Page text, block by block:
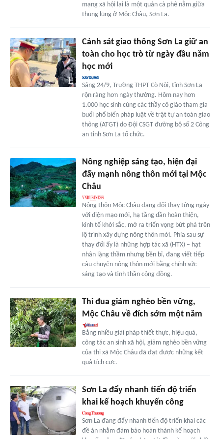
mạng xã hội lại là một quán cà phê nằm giữa
thung lũng ở Mộc Châu, Sơn La.
Cảnh sát giao thông Sơn La giữ an
toàn cho học trò từ ngày đầu năm
học mới
Sáng 24/9, Trường THPT Cò Nòi, tỉnh Sơn La
rộn ràng hơn ngày thường. Hôm nay hơn
1.000 học sinh cùng các thầy cô giáo tham gia
buổi phổ biến pháp luật về trật tự an toàn giao
thông (ATGT) do Đội CSGT đường bộ số 2 Công
an tỉnh Sơn La tổ chức.
Nông nghiệp sáng tạo, hiện đại
đẩy mạnh nông thôn mới tại Mộc
Châu
Nông thôn Mộc Châu đang đổi thay từng ngày
với diện mạo mới, hạ tầng dần hoàn thiện,
kinh tế khởi sắc, mở ra triển vọng bứt phá trên
lộ trình xây dựng nông thôn mới. Phía sau sự
thay đổi ấy là những hợp tác xã (HTX) – hạt
nhân lặng thầm nhưng bền bỉ, đang viết tiếp
câu chuyện nông thôn mới bằng chính sức
sáng tạo và tinh thần cộng đồng.
Thi đua giảm nghèo bền vững,
Mộc Châu về đích sớm một năm
Bằng nhiều giải pháp thiết thực, hiệu quả,
công tác an sinh xã hội, giảm nghèo bền vững
của thị xã Mộc Châu đã đạt được những kết
quả tích cực.
Sơn La đẩy nhanh tiến độ triển
khai kế hoạch khuyến công
Sơn La đang đẩy nhanh tiến độ triển khai các
đề án nhằm đảm bảo hoàn thành kế hoạch